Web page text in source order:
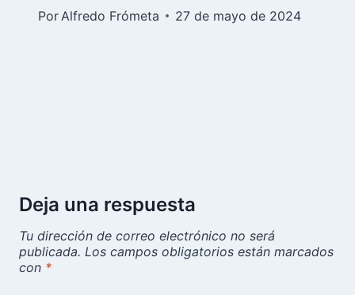
Por Alfredo Frómeta 27 de mayo de 2024
Deja una respuesta
Tu dirección de correo electrónico no será
publicada. Los campos obligatorios están marcados
con *